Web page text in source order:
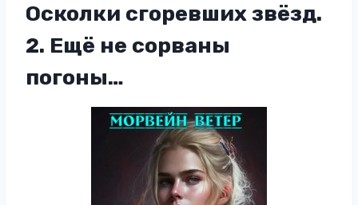
Осколки сгоревших звёзд.
2. Ещё не сорваны
погоны…